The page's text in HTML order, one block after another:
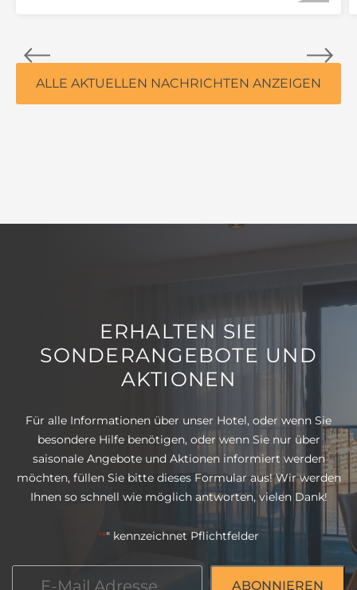
ALLE AKTUELLEN NACHRICHTEN ANZEIGEN
ERHALTEN SIE
SONDERANGEBOTE UND
AKTIONEN
Für alle Informationen über unser Hotel, oder wenn Sie
besondere Hilfe benötigen, oder wenn Sie nur über
saisonale Angebote und Aktionen informiert werden
möchten, füllen Sie bitte dieses Formular aus! Wir werden
Ihnen so schnell wie möglich antworten, vielen Dank!
"*" kennzeichnet Pflichtfelder